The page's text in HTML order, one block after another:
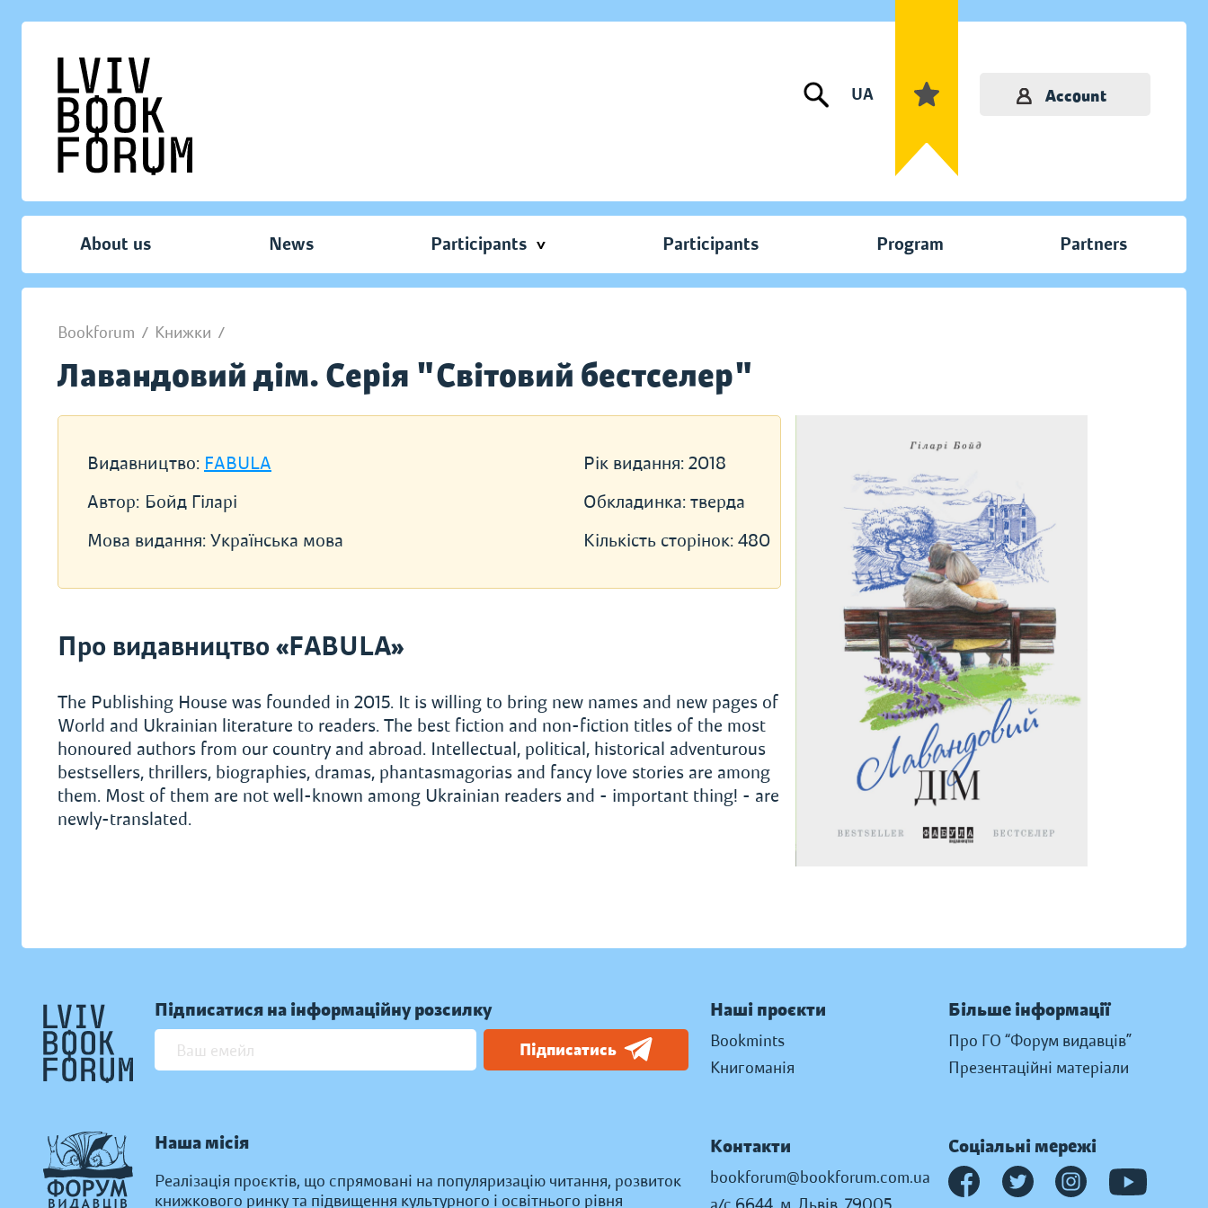
UA Account
About us News Participants Participants Program Partners
Bookforum / Книжки /
Лавандовий дім. Серія "Світовий бестселер"
Видавництво: FABULA
Автор: Бойд Гіларі
Мова видання: Українська мова
Рік видання: 2018
Обкладинка: тверда
Кількість сторінок: 480
Про видавництво «FABULA»
The Publishing House was founded in 2015. It is willing to bring new names and new pages of
World and Ukrainian literature to readers. The best fiction and non-fiction titles of the most
honoured authors from our country and abroad. Intellectual, political, historical adventurous
bestsellers, thrillers, biographies, dramas, phantasmagorias and fancy love stories are among
them. Most of them are not well-known among Ukrainian readers and - important thing! - are
newly-translated.
Підписатися на інформаційну розсилку
Підписатись
Наша місія
Реалізація проєктів, що спрямовані на популяризацію читання, розвиток
книжкового ринку та підвищення культурного і освітнього рівня
Наші проєкти
Bookmints
Книгоманія
Більше інформації
Про ГО “Форум видавців”
Презентаційні матеріали
Контакти
bookforum@bookforum.com.ua
Соціальні мережі